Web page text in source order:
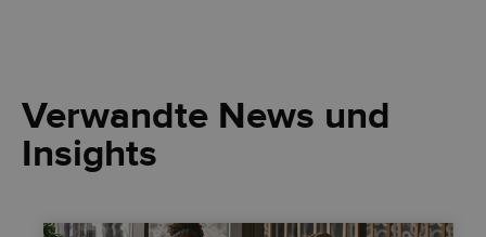
Verwandte News und
Insights